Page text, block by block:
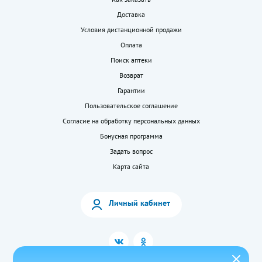
Доставка
Условия дистанционной продажи
Оплата
Поиск аптеки
Возврат
Гарантии
Пользовательское соглашение
Согласие на обработку персональных данных
Бонусная программа
Задать вопрос
Карта сайта
Личный кабинет